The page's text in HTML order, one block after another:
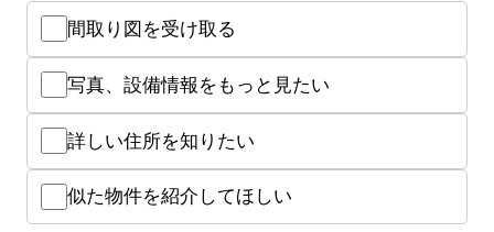
間取り図を受け取る
写真、設備情報をもっと見たい
詳しい住所を知りたい
似た物件を紹介してほしい